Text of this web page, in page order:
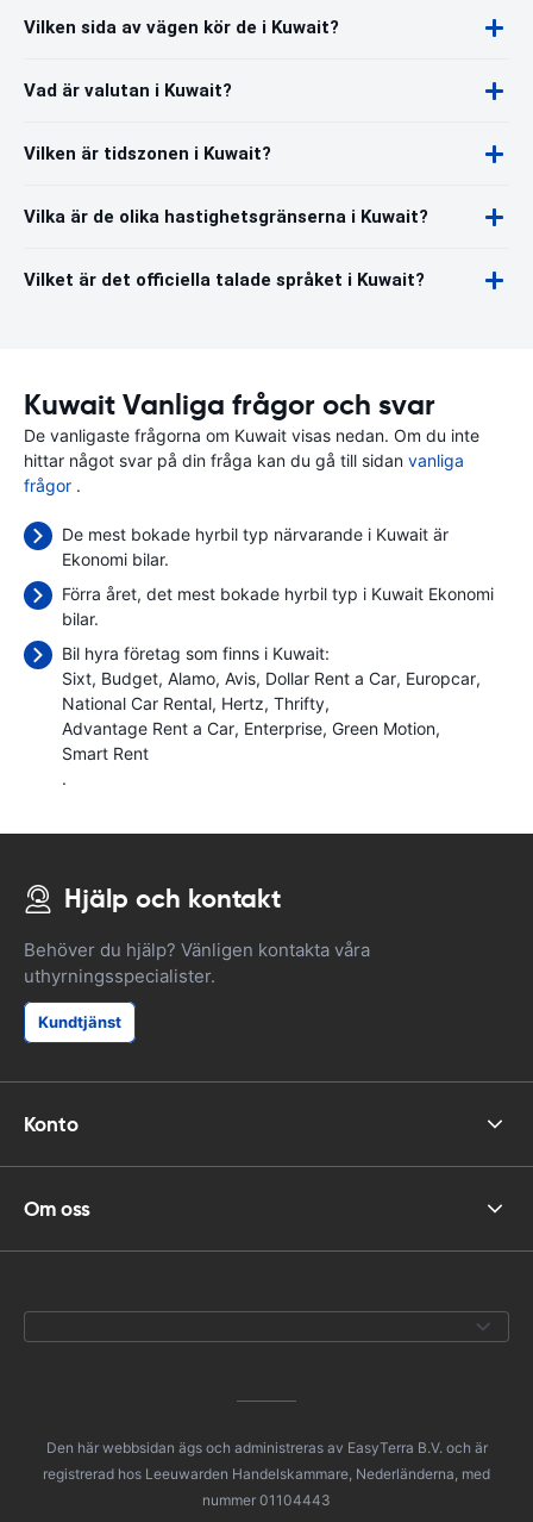
Vilken sida av vägen kör de i Kuwait?
Vad är valutan i Kuwait?
Vilken är tidszonen i Kuwait?
Vilka är de olika hastighetsgränserna i Kuwait?
Vilket är det officiella talade språket i Kuwait?
Kuwait Vanliga frågor och svar
De vanligaste frågorna om Kuwait visas nedan. Om du inte
hittar något svar på din fråga kan du gå till sidan vanliga
frågor .
De mest bokade hyrbil typ närvarande i Kuwait är
Ekonomi bilar.
Förra året, det mest bokade hyrbil typ i Kuwait Ekonomi
bilar.
Bil hyra företag som finns i Kuwait:
Sixt Budget Alamo Avis Dollar Rent a Car Europcar
National Car Rental Hertz Thrifty
Advantage Rent a Car Enterprise Green Motion
Smart Rent
.
Hjälp och kontakt
Behöver du hjälp? Vänligen kontakta våra
uthyrningsspecialister.
Kundtjänst
Konto
Om oss
Den här webbsidan ägs och administreras av EasyTerra B.V. och är
registrerad hos Leeuwarden Handelskammare, Nederländerna, med
nummer 01104443